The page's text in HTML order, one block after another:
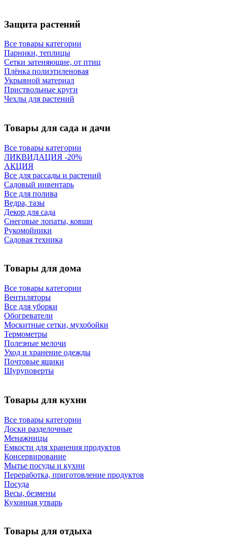
Защита растений
Все товары категории
Парники, теплицы
Сетки затеняющие, от птиц
Плёнка полиэтиленовая
Укрывной материал
Приствольные круги
Чехлы для растений
Товары для сада и дачи
Все товары категории
ЛИКВИДАЦИЯ -20%
АКЦИЯ
Все для рассады и растений
Садовый инвентарь
Все для полива
Ведра, тазы
Декор для сада
Снеговые лопаты, ковши
Рукомойники
Садовая техника
Товары для дома
Все товары категории
Вентиляторы
Все для уборки
Обогреватели
Москитные сетки, мухобойки
Термометры
Полезные мелочи
Уход и хранение одежды
Почтовые ящики
Шуруповерты
Товары для кухни
Все товары категории
Доски разделочные
Менажницы
Емкости для хранения продуктов
Консервирование
Мытье посуды и кухни
Переработка, приготовление продуктов
Посуда
Весы, безмены
Кухонная утварь
Товары для отдыха